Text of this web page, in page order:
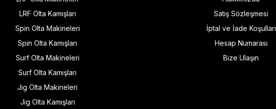
LRF Olta Kamışları
Spin Olta Makineleri
Spin Olta Kamışları
Surf Olta Makineleri
Surf Olta Kamışları
Jig Olta Makineleri
Jig Olta Kamışları
Satış Sözleşmesi
İptal ve İade Koşulları
Hesap Numarası
Bize Ulaşın